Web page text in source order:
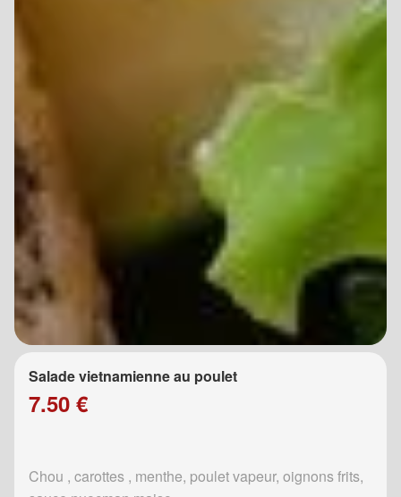
Salade vietnamienne au poulet
7.50 €
Chou , carottes , menthe, poulet vapeur, oignons frits,